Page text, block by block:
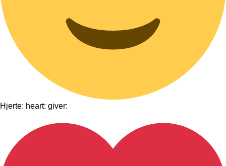
Hjerte: heart: giver: